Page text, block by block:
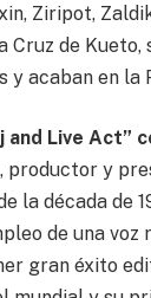
Ziripot,
Cruz de
y acaban en la
and Live Act”
productor y
la década de
de una voz
gran éxito